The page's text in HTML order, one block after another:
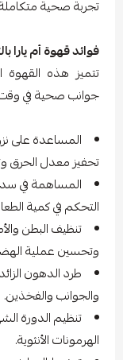
تجربة صحية
فوائد قهوة أم يارا
تتميز هذه القهوة
جوانب صحية في وقت
المساعدة على
تحفيز معدل الحرق
المساهمة في
التحكم في كمية
تنظيف البطن
وتحسين عملية
طرد الدهون
والجوانب والفخذين.
تنظيم الدورة
الهرمونات الأنثوية.